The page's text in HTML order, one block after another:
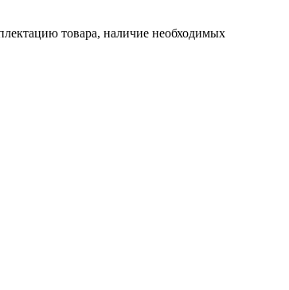
товара, наличие необходимых